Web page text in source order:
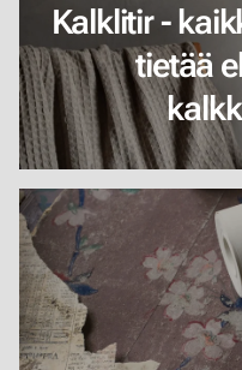
Kalklitir -
tietää